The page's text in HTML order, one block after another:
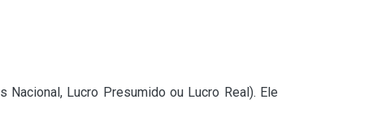
Lucro Presumido ou Lucro Real). Ele